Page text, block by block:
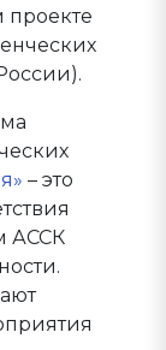
проекте
– это
АССК